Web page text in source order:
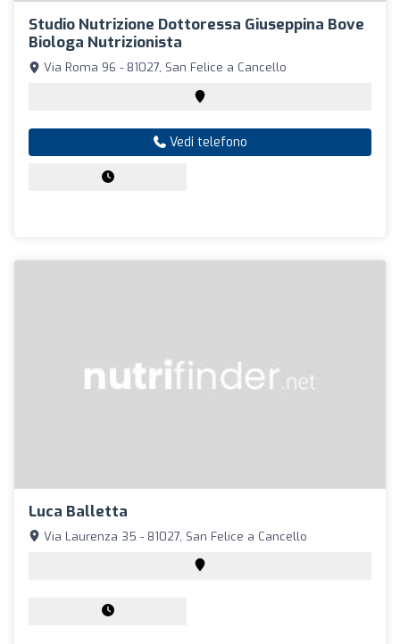
Studio Nutrizione Dottoressa Giuseppina Bove
Biologa Nutrizionista
Via Roma 96 - 81027, San Felice a Cancello
Vedi telefono
Luca Balletta
Via Laurenza 35 - 81027, San Felice a Cancello